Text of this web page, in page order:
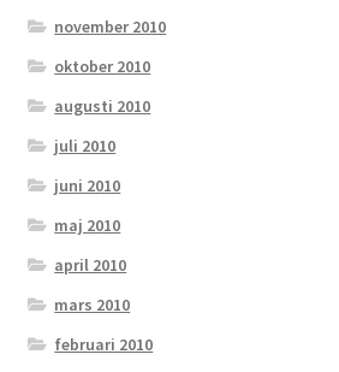
november 2010
oktober 2010
augusti 2010
juli 2010
juni 2010
maj 2010
april 2010
mars 2010
februari 2010